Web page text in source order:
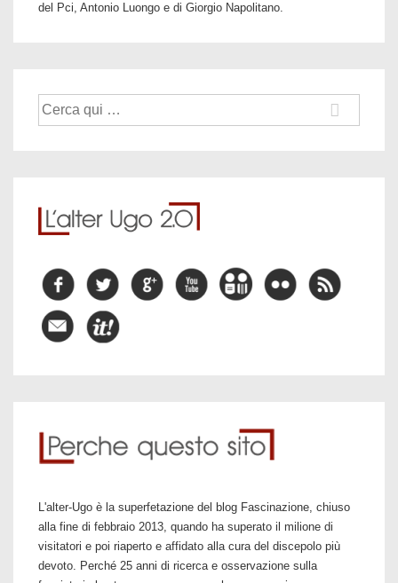
del Pci, Antonio Luongo e di Giorgio Napolitano.
Cerca:
L'alter-Ugo è la superfetazione del blog Fascinazione, chiuso
alla fine di febbraio 2013, quando ha superato il milione di
visitatori e poi riaperto e affidato alla cura del discepolo più
devoto. Perché 25 anni di ricerca e osservazione sulla